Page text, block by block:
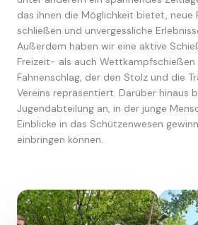
das ihnen die Möglichkeit bietet, neue
schließen und unvergessliche
Außerdem haben wir eine aktive
Freizeit- als auch
Fahnenschlag, der den Stolz und die
Vereins repräsentiert. Darüber hinaus
Jugendabteilung an, in der junge
Einblicke in das Schützenwesen
einbringen können.